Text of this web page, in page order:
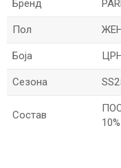
Бренд
Пол
Боја
Сезона
Состав